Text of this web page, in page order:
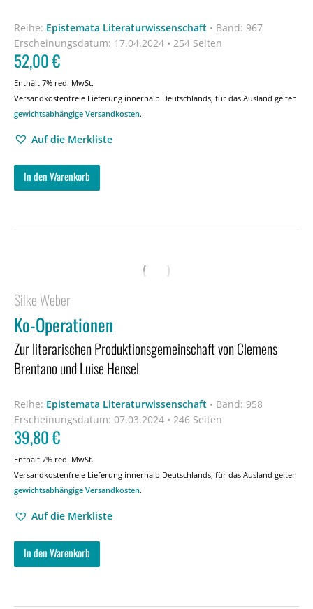
Reihe: Epistemata Literaturwissenschaft • Band: 967
Erscheinungsdatum: 17.04.2024 • 254 Seiten
52,00€
Enthält 7% red. MwSt.
Versandkostenfreie Lieferung innerhalb Deutschlands, für das Ausland gelten
gewichtsabhängige Versandkosten.
Auf die Merkliste
In den Warenkorb
Silke Weber
Ko-Operationen
Zur literarischen Produktionsgemeinschaft von Clemens
Brentano und Luise Hensel
Reihe: Epistemata Literaturwissenschaft • Band: 958
Erscheinungsdatum: 07.03.2024 • 246 Seiten
39,80€
Enthält 7% red. MwSt.
Versandkostenfreie Lieferung innerhalb Deutschlands, für das Ausland gelten
gewichtsabhängige Versandkosten.
Auf die Merkliste
In den Warenkorb